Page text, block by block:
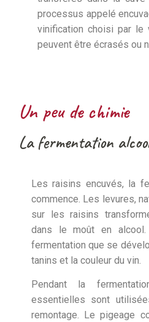
processus appelé
vinification choisi par le
peuvent être écrasés ou
Un peu de chimie​
La fermentation
Les raisins encuvés, la
commence. Les levures,
sur les raisins
dans le moût en
fermentation que se
tanins et la couleur du vin.
Pendant la
essentielles sont
remontage. Le pigeage